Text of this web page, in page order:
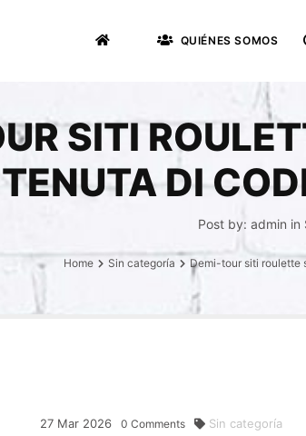
QUIÉNES SOMOS
SITI
TENUTA DI
Post by: admin in
Home Sin categoría Demi-tour siti roulette
27 Mar 2026 0 Comments Sin categoría